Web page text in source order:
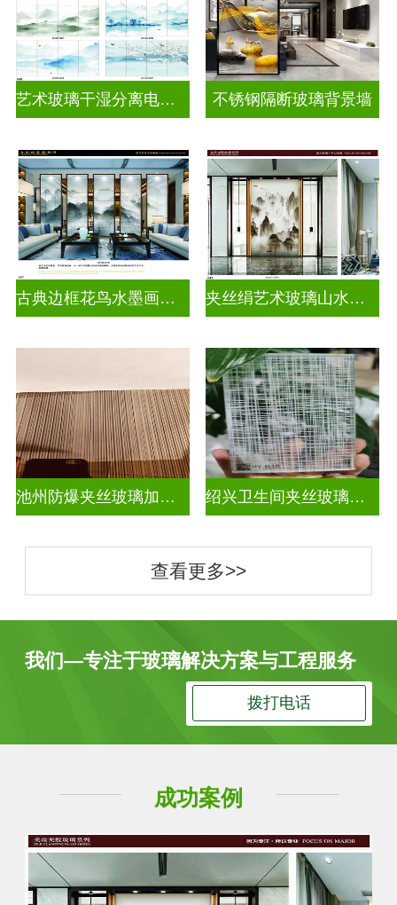
艺术玻璃干湿分离电视玻璃背景墙 不锈钢隔断玻璃背景墙
古典边框花鸟水墨画玻璃 夹丝绢艺术玻璃山水画玻璃
池州防爆夹丝玻璃加工厂 绍兴卫生间夹丝玻璃多少钱
查看更多>>
我们—专注于玻璃解决方案与工程服务
拨打电话
成功案例